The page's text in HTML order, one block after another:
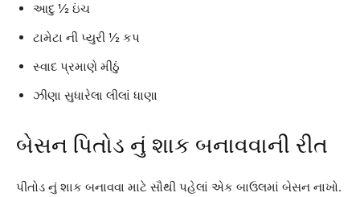
આદુ ½ ઇંચ
ટામેટા ની પ્યુરી ½ કપ
સ્વાદ પ્રમાણે મીઠું
ઝીણા સુધારેલા લીલાં ધાણા
બેસન પિતોડ નું શાક બનાવવાની રીત
પીતોડ નું શાક બનાવવા માટે સૌથી પહેલાં એક બાઉલમાં બેસન નાખો.